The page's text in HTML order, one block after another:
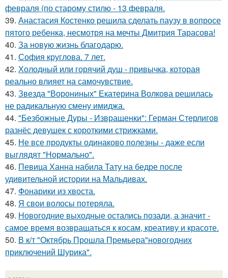
февраля (по старому стилю - 13 февраля.
39. Анастасия Костенко решила сделать паузу в вопросе
пятого ребенка, несмотря на мечты Дмитрия Тарасова!
40. За новyю жизнь благодарю.
41. София круглова. 7 лет.
42. Холодный или горячий душ - привычка, которая
реально влияет на самочувствие.
43. Звезда "Ворониных" Екатерина Волкова решилась
не радикальную смену имиджа.
44. "Безбожные Дуры - Извращенки": Герман Стерлигов
разнёс девушек с короткими стрижками.
45. Не все продукты одинаково полезны - даже если
выглядят "Нормально".
46. Певица Ханна набила Тату на бедре после
удивительной истории на Мальдивах.
47. Фонарики из хвоста.
48. Я свои волосы потеряла.
49. Новогодние выходные остались позади, а значит -
самое время возвращаться к косам, креативу и красоте.
50. В к/т "Октябрь Прошла Премьера"новогодних
приключений Шурика".